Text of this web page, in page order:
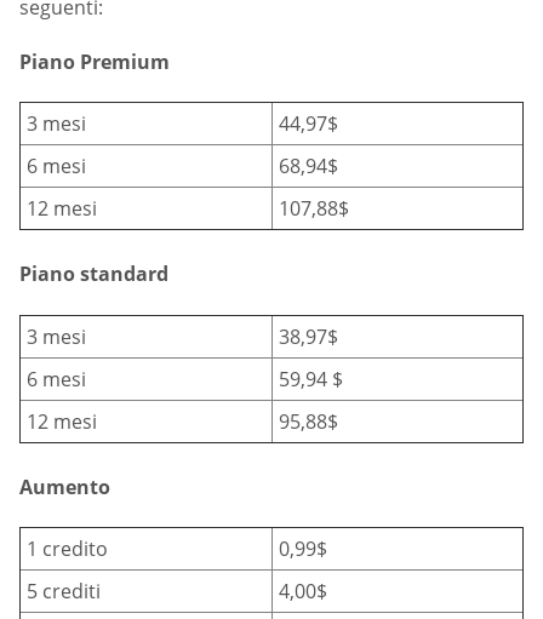
seguenti:
Piano Premium
3 mesi
44,97$
6 mesi
68,94$
12 mesi
107,88$
Piano standard
3 mesi
38,97$
6 mesi
59,94 $
12 mesi
95,88$
Aumento
1 credito
0,99$
5 crediti
4,00$